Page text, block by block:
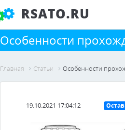
RSATO.RU
Особенности
Главная Статьи Особенности
19.10.2021 17:04:12